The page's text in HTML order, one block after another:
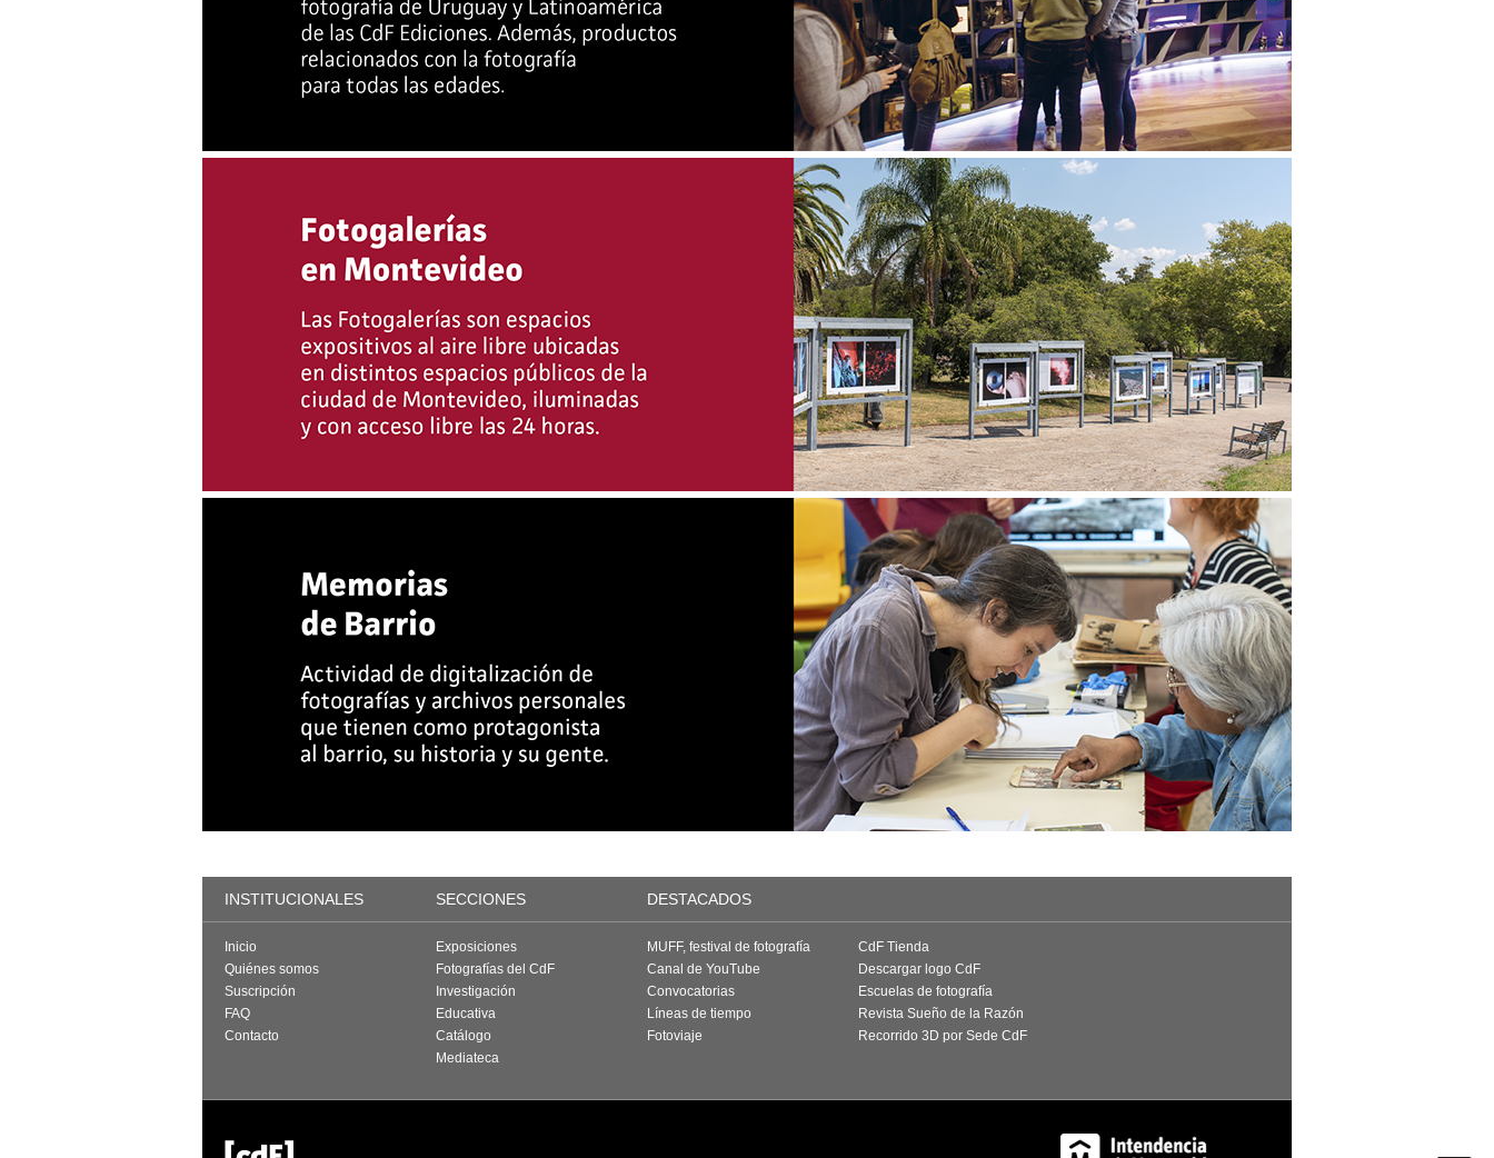
INSTITUCIONALES SECCIONES DESTACADOS
Inicio
Quiénes somos
Suscripción
FAQ
Contacto
Exposiciones
Fotografías del CdF
Investigación
Educativa
Catálogo
Mediateca
MUFF, festival de fotografía
Canal de YouTube
Convocatorias
Líneas de tiempo
Fotoviaje
CdF Tienda
Descargar logo CdF
Escuelas de fotografía
Revista Sueño de la Razón
Recorrido 3D por Sede CdF